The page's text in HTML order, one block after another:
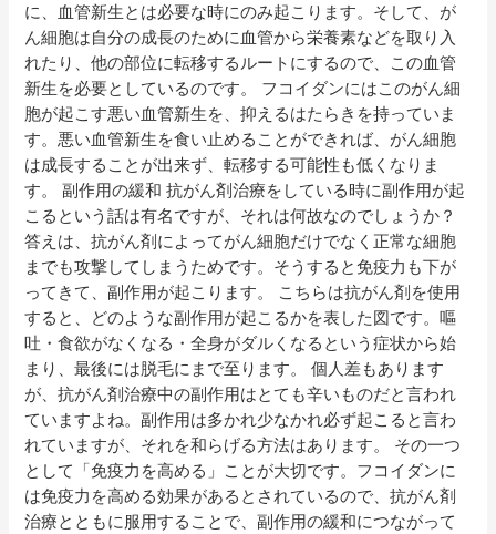
に、血管新生とは必要な時にのみ起こります。そして、が
ん細胞は自分の成長のために血管から栄養素などを取り入
れたり、他の部位に転移するルートにするので、この血管
新生を必要としているのです。 フコイダンにはこのがん細
胞が起こす悪い血管新生を、抑えるはたらきを持っていま
す。悪い血管新生を食い止めることができれば、がん細胞
は成長することが出来ず、転移する可能性も低くなりま
す。 副作用の緩和 抗がん剤治療をしている時に副作用が起
こるという話は有名ですが、それは何故なのでしょうか？
答えは、抗がん剤によってがん細胞だけでなく正常な細胞
までも攻撃してしまうためです。そうすると免疫力も下が
ってきて、副作用が起こります。 こちらは抗がん剤を使用
すると、どのような副作用が起こるかを表した図です。嘔
吐・食欲がなくなる・全身がダルくなるという症状から始
まり、最後には脱毛にまで至ります。 個人差もあります
が、抗がん剤治療中の副作用はとても辛いものだと言われ
ていますよね。副作用は多かれ少なかれ必ず起こると言わ
れていますが、それを和らげる方法はあります。 その一つ
として「免疫力を高める」ことが大切です。フコイダンに
は免疫力を高める効果があるとされているので、抗がん剤
治療とともに服用することで、副作用の緩和につながって